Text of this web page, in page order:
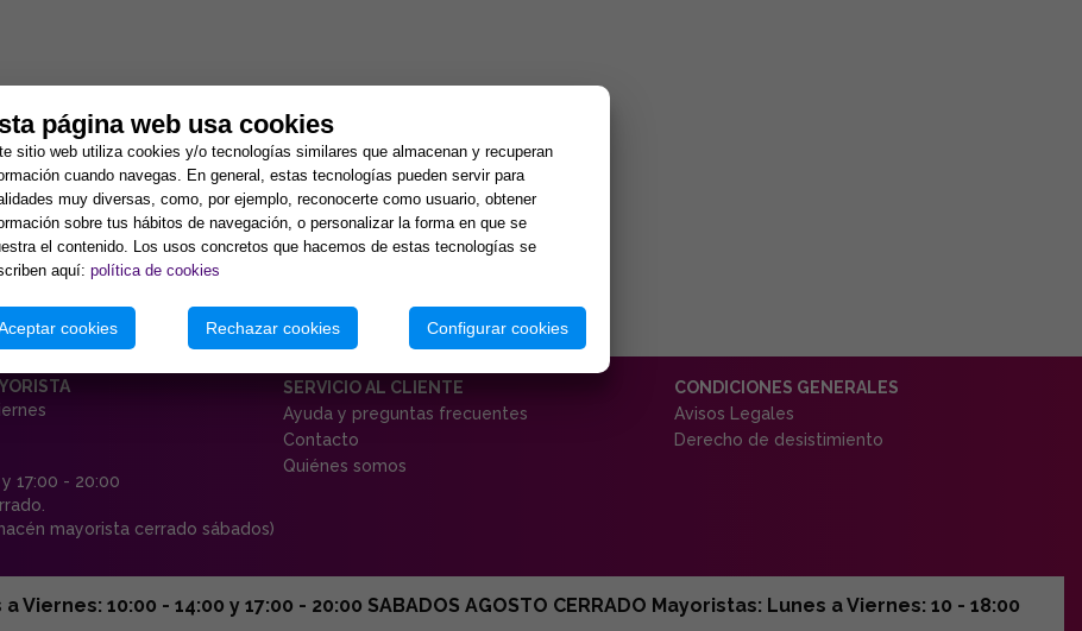
17:00 - 20:00
mayorista cerrado sábados)
SERVICIO AL CLIENTE
Ayuda y preguntas frecuentes
Contacto
Quiénes somos
CONDICIONES GENERALES
Avisos Legales
Derecho de desistimiento
Viernes: 10:00 - 14:00 y 17:00 - 20:00 SABADOS AGOSTO CERRADO Mayoristas: Lunes a Viernes: 10 - 18:00
página web usa cookies
sitio web utiliza cookies y/o tecnologías similares que almacenan y recuperan
cuando navegas. En general, estas tecnologías pueden servir para
muy diversas, como, por ejemplo, reconocerte como usuario, obtener
sobre tus hábitos de navegación, o personalizar la forma en que se
el contenido. Los usos concretos que hacemos de estas tecnologías se
aquí: política de cookies
cookies Rechazar cookies Configurar cookies